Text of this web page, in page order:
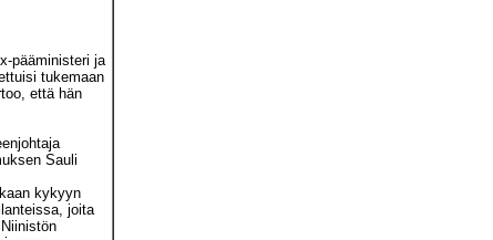
pääministeri ja
tukemaan
että hän
Sauli
kykyyn
joita